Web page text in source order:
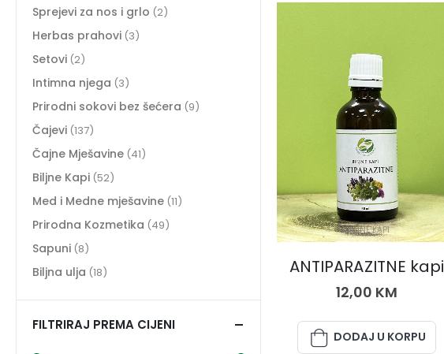
BILJNE KAPI
ANTIPARAZITNE kapi
12,00 KM
DODAJ U KORPU
Sprejevi za nos i grlo (2)
Herbas prahovi (3)
Setovi (2)
Intimna njega (3)
Prirodni sokovi bez šećera (9)
Čajevi (137)
Čajne Mješavine (41)
Biljne Kapi (52)
Med i Medne mješavine (11)
Prirodna Kozmetika (49)
Sapuni (8)
Biljna ulja (18)
FILTRIRAJ PREMA CIJENI